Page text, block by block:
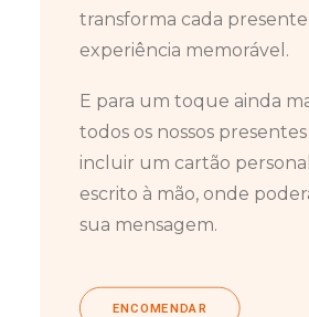
transforma cada
experiência memorável.
E para um toque ainda
todos os nossos
incluir um cartão
escrito à mão, onde
sua mensagem.
ENCOMENDAR